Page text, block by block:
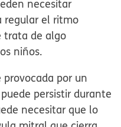
necesitar
regular el ritmo
trata de algo
niños.
por un
persistir durante
necesitar que lo